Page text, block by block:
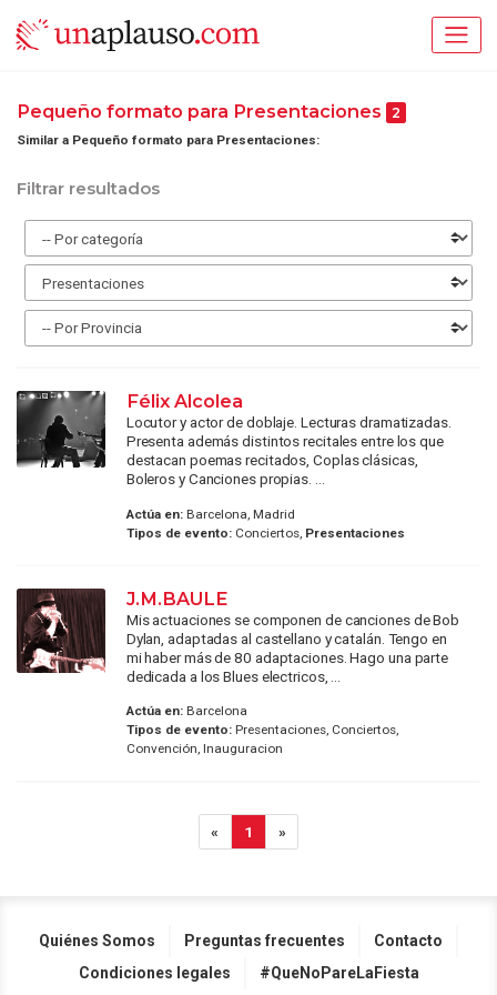
Pequeño formato para Presentaciones 2
Similar a Pequeño formato para Presentaciones:
Filtrar resultados
Félix Alcolea
Locutor y actor de doblaje. Lecturas dramatizadas.
Presenta además distintos recitales entre los que
destacan poemas recitados, Coplas clásicas,
Boleros y Canciones propias. ...
Actúa en:Barcelona, Madrid
Tipos de evento:Conciertos, Presentaciones
J.M.BAULE
Mis actuaciones se componen de canciones de Bob
Dylan, adaptadas al castellano y catalán. Tengo en
mi haber más de 80 adaptaciones. Hago una parte
dedicada a los Blues electricos, ...
Actúa en:Barcelona
Tipos de evento:Presentaciones, Conciertos,
Convención, Inauguracion
« 1 »
Quiénes Somos Preguntas frecuentes
Contacto
Condiciones legales
#QueNoPareLaFiesta